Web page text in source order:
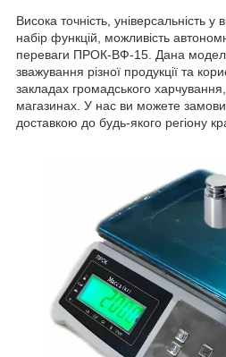
Висока точність, універсальність
набір функцій, можливість
переваги ПРОК-ВФ-15. Дана
зважування різної продукції та
закладах громадського
магазинах. У нас ви можете
доставкою до будь-якого регіону